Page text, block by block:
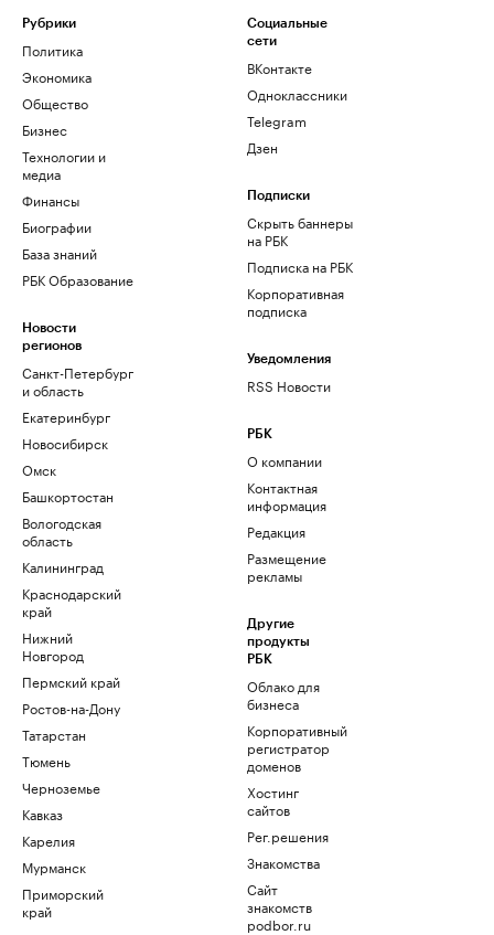
Рубрики
Политика
Экономика
Общество
Бизнес
Технологии и
медиа
Финансы
Биографии
База знаний
РБК Образование
Новости
регионов
Санкт-Петербург
и область
Екатеринбург
Новосибирск
Омск
Башкортостан
Вологодская
область
Калининград
Краснодарский
край
Нижний
Новгород
Пермский край
Ростов-на-Дону
Татарстан
Тюмень
Черноземье
Кавказ
Карелия
Мурманск
Приморский
край
Социальные
сети
ВКонтакте
Одноклассники
Telegram
Дзен
Подписки
Скрыть баннеры
на РБК
Подписка на РБК
Корпоративная
подписка
Уведомления
RSS Новости
РБК
О компании
Контактная
информация
Редакция
Размещение
рекламы
Другие
продукты
РБК
Облако для
бизнеса
Корпоративный
регистратор
доменов
Хостинг
сайтов
Рег.решения
Знакомства
Сайт
знакомств
podbor.ru